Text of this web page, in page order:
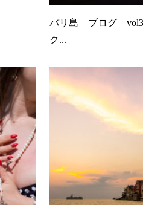
バリ島 ブログ
ク...